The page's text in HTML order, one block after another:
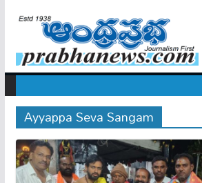
Ayyappa Seva Sangam